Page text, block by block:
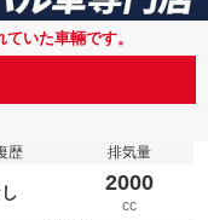
いた車輛です。
歴 排気量
2000
cc